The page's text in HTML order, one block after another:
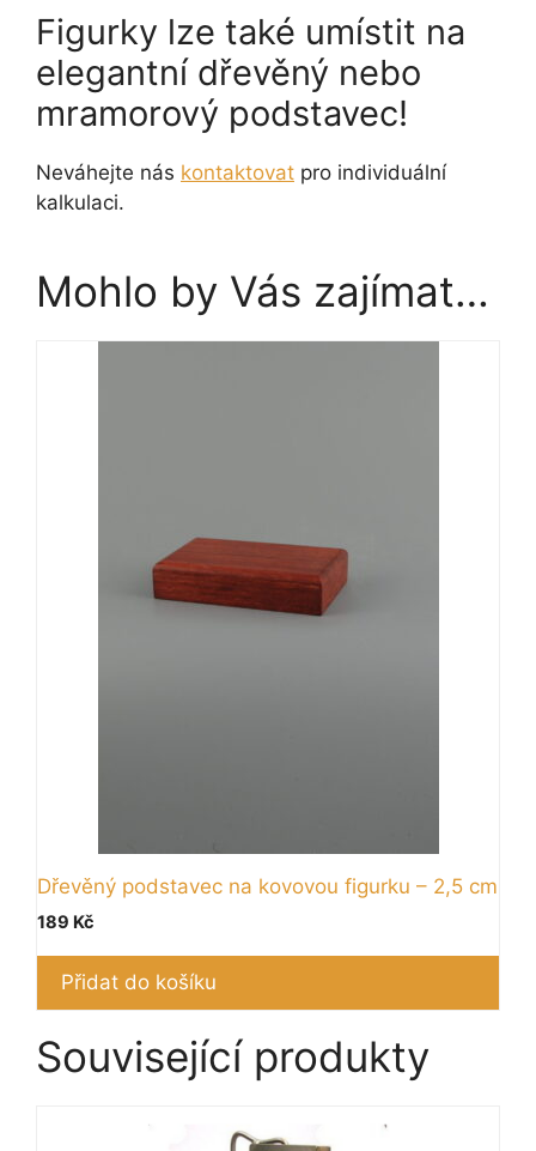
Figurky lze také umístit na
elegantní dřevěný nebo
mramorový podstavec!
Neváhejte nás kontaktovat pro individuální
kalkulaci.
Mohlo by Vás zajímat…
Dřevěný podstavec na kovovou figurku – 2,5 cm
189 Kč
Přidat do košíku
Související produkty